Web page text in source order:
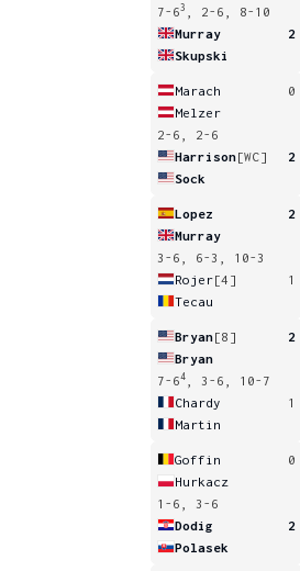
7-63
, 2-6, 8-10
Murray
2
Skupski
Marach
0
Melzer
2-6, 2-6
Harrison[WC]
2
Sock
Lopez
2
Murray
3-6, 6-3, 10-3
Rojer[4]
1
Tecau
Bryan[8]
2
Bryan
7-64
, 3-6, 10-7
Chardy
1
Martin
Goffin
0
Hurkacz
1-6, 3-6
Dodig
2
Polasek